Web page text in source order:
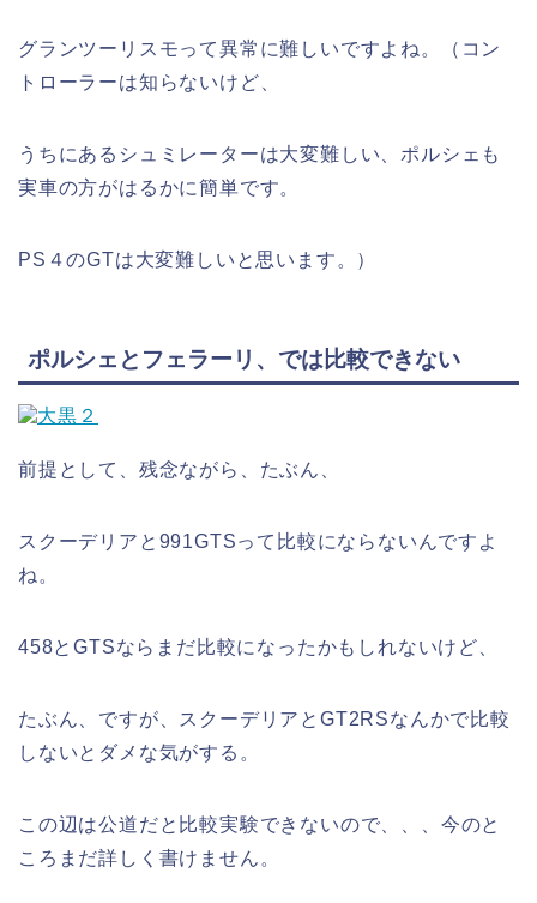
グランツーリスモって異常に難しいですよね。（コン
トローラーは知らないけど、
うちにあるシュミレーターは大変難しい、ポルシェも
実車の方がはるかに簡単です。
PS４のGTは大変難しいと思います。）
ポルシェとフェラーリ、では比較できない
前提として、残念ながら、たぶん、
スクーデリアと991GTSって比較にならないんですよ
ね。
458とGTSならまだ比較になったかもしれないけど、
たぶん、ですが、スクーデリアとGT2RSなんかで比較
しないとダメな気がする。
この辺は公道だと比較実験できないので、、、今のと
ころまだ詳しく書けません。